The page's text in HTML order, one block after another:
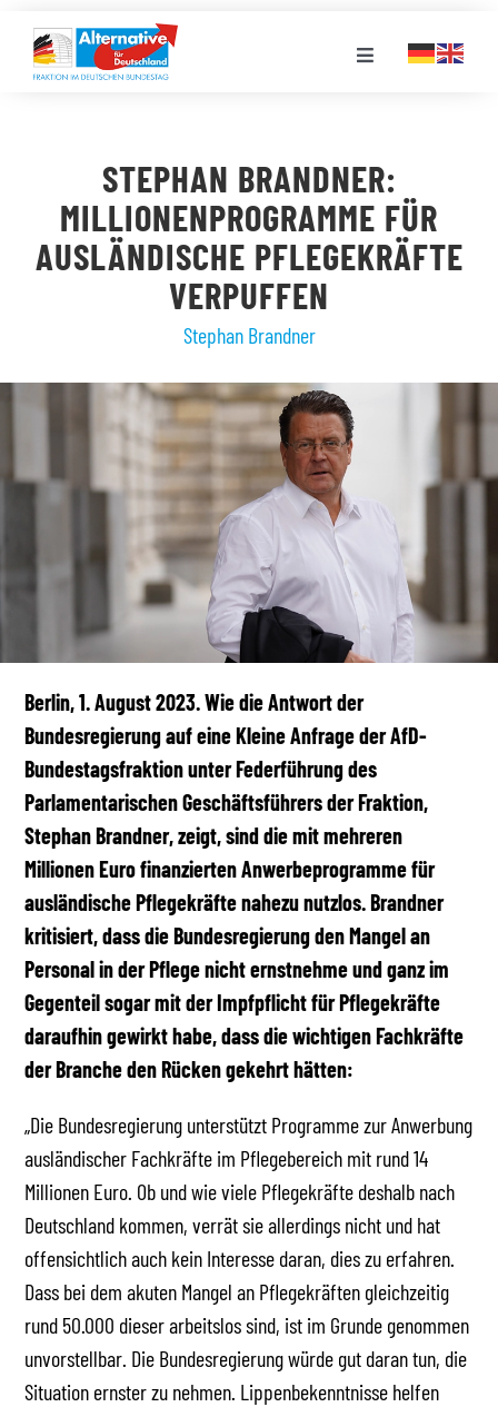
Inhalt
springen
Toggle
LANDESGRUPPEN
VERANSTALTUNGEN
STELLENPORTAL
MEDIATHEK
STEPHAN BRANDNER:
MILLIONENPROGRAMME FÜR
AUSLÄNDISCHE PFLEGEKRÄFTE
VERPUFFEN
Stephan Brandner
Berlin, 1. August 2023.Wie die Antwort der
Bundesregierung auf eine Kleine Anfrage der AfD-
Bundestagsfraktion unter Federführung des
Parlamentarischen Geschäftsführers der Fraktion,
Stephan Brandner, zeigt, sind die mit mehreren
Millionen Euro finanzierten Anwerbeprogramme für
ausländische Pflegekräfte nahezu nutzlos. Brandner
kritisiert, dass die Bundesregierung den Mangel an
Personal in der Pflege nicht ernstnehme und ganz im
Gegenteil sogar mit der Impfpflicht für Pflegekräfte
daraufhin gewirkt habe, dass die wichtigen Fachkräfte
der Branche den Rücken gekehrt hätten:
„Die Bundesregierung unterstützt Programme zur Anwerbung
ausländischer Fachkräfte im Pflegebereich mit rund 14
Millionen Euro. Ob und wie viele Pflegekräfte deshalb nach
Deutschland kommen, verrät sie allerdings nicht und hat
offensichtlich auch kein Interesse daran, dies zu erfahren.
Dass bei dem akuten Mangel an Pflegekräften gleichzeitig
rund 50.000 dieser arbeitslos sind, ist im Grunde genommen
unvorstellbar. Die Bundesregierung würde gut daran tun, die
Situation ernster zu nehmen. Lippenbekenntnisse helfen